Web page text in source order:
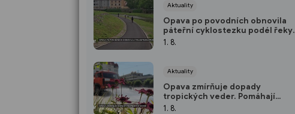
Aktuality
Opava po povodních obnovila
páteřní cyklostezku podél řeky,
jde o úsek dlouhý přes 3
1. 8.
Aktuality
Opava zmírňuje dopady
tropických veder. Pomáhají
mlhoviště, pítko i delší otevírací
1. 8.